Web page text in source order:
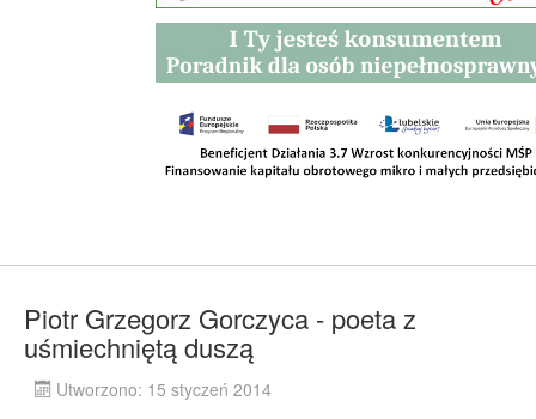
Piotr Grzegorz Gorczyca - poeta z
uśmiechniętą duszą
Utworzono: 15 styczeń 2014